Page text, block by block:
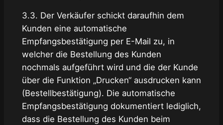
3.3. Der Verkäufer schickt daraufhin dem
Kunden eine automatische
Empfangsbestätigung per E-Mail zu, in
welcher die Bestellung des Kunden
nochmals aufgeführt wird und die der Kunde
über die Funktion „Drucken“ ausdrucken kann
(Bestellbestätigung). Die automatische
Empfangsbestätigung dokumentiert lediglich,
dass die Bestellung des Kunden beim